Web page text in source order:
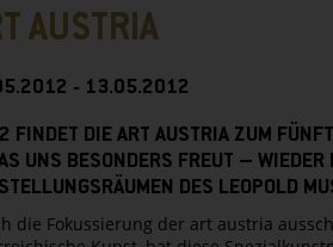
AUSTRIA
- 13.05.2012
FINDET DIE ART AUSTRIA ZUM
UNS BESONDERS FREUT – WIEDER
DES LEOPOLD
die Fokussierung der art austria